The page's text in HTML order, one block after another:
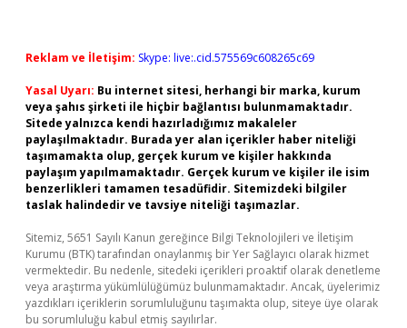
Reklam ve İletişim: Skype: live:.cid.575569c608265c69
Yasal Uyarı: Bu internet sitesi, herhangi bir marka, kurum
veya şahıs şirketi ile hiçbir bağlantısı bulunmamaktadır.
Sitede yalnızca kendi hazırladığımız makaleler
paylaşılmaktadır. Burada yer alan içerikler haber niteliği
taşımamakta olup, gerçek kurum ve kişiler hakkında
paylaşım yapılmamaktadır. Gerçek kurum ve kişiler ile isim
benzerlikleri tamamen tesadüfidir. Sitemizdeki bilgiler
taslak halindedir ve tavsiye niteliği taşımazlar.
Sitemiz, 5651 Sayılı Kanun gereğince Bilgi Teknolojileri ve İletişim
Kurumu (BTK) tarafından onaylanmış bir Yer Sağlayıcı olarak hizmet
vermektedir. Bu nedenle, sitedeki içerikleri proaktif olarak denetleme
veya araştırma yükümlülüğümüz bulunmamaktadır. Ancak, üyelerimiz
yazdıkları içeriklerin sorumluluğunu taşımakta olup, siteye üye olarak
bu sorumluluğu kabul etmiş sayılırlar.